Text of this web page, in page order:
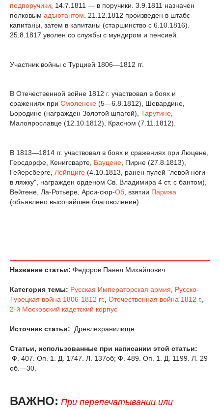
подпоручики , 14.7.1811 — в поручики. 3.9.1811 назначен
полковым адъютантом . 21.12.1812 произведен в штабс-
капитаны, затем в капитаны (старшинство с 6.10.1816).
25.8.1817 уволен со службы с мундиром и пенсией.
Участник войны с Турцией 1806—1812 гг.
В Отечественной войне 1812 г. участвовал в боях и
сражениях при Смоленске (5—6.8.1812), Шевардине,
Бородине (награжден Золотой шпагой), Тарутине
Малоярославце (12.10.1812), Красном (7.11.1812).
В 1813—1814 гг. участвовал в боях и сражениях при Люцене,
Герсдорфе, Кенигсварте, Бауцене , Пирне (27.8.1813),
Гейерсберге, Лейпциге (4.10.1813, ранен пулей "левой ноги
в ляжку", награжден орденом Св. Владимира 4 ст. с бантом),
Вейтене, Ла-Ротьере, Арси-сюр-Об , взятии Парижа
(объявлено высочайшее благоволение).
Название статьи: Федоров Павел Михайлович
Категория темы: Русская Императорская армия
Русско-
Турецкая война 1806-1812 гг.
Отечественная война 1812 г.
2-й Московский кадетский корпус
Источник статьи: Древлехранилище
Статьи, использованные при написании этой статьи:
Ф. 407. Оп. 1. Д. 1747. Л. 137об; Ф. 489. Оп. 1. Д. 1199. Л. 29
об.—30.
ВАЖНО: При перепечатывании или